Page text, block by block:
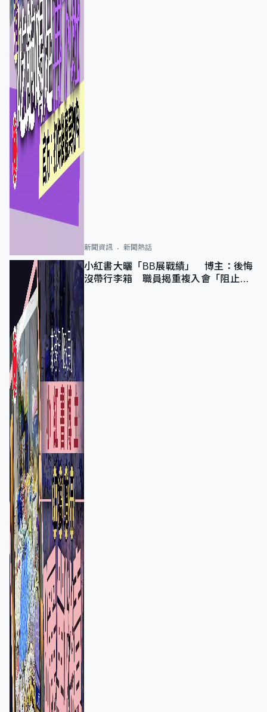
新聞資訊 新聞熱話
小紅書大曬「BB展戰績」 博主：後悔
沒帶行李箱 職員揭重複入會「阻止唔